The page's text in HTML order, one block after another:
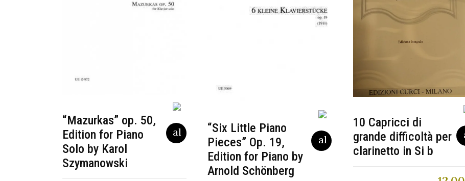
“Mazurkas” op. 50,
Edition for Piano
Solo by Karol
Szymanowski
“Six Little Piano
Pieces” Op. 19,
Edition for Piano by
Arnold Schönberg
10 Capricci di
grande difficoltà per
clarinetto in Si b